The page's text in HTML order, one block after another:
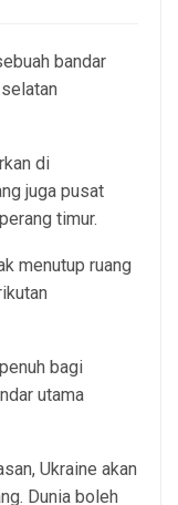
bandar
di
juga pusat
timur.
menutup ruang
bagi
utama
Ukraine akan
Dunia boleh